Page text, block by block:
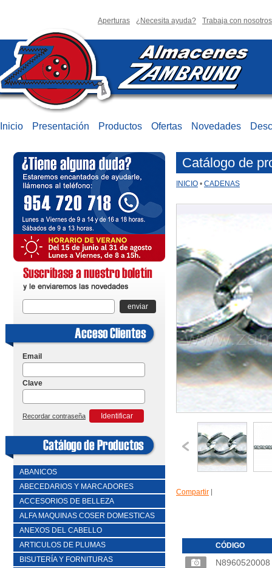
Trabaja con nosotros
¿Necesita ayuda?
Aperturas
Inicio Presentación Productos Ofertas Novedades
enviar
Email
Clave
Recordar contraseña Identificar
ABANICOS
ABECEDARIOS Y MARCADORES
ACCESORIOS DE BELLEZA
ALFA MAQUINAS COSER DOMESTICAS
ANEXOS DEL CABELLO
ARTICULOS DE PLUMAS
BISUTERÍA Y FORNITURAS
Catálogo de
INICIO • CADENAS
Compartir
CÓDIGO
N8960520008